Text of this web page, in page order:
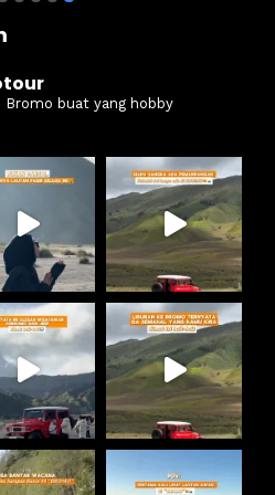
Bromo buat yang hobby